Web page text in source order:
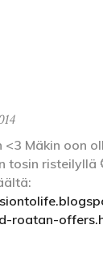
<3 Mäkin oon
tosin risteilyllä
roatan-